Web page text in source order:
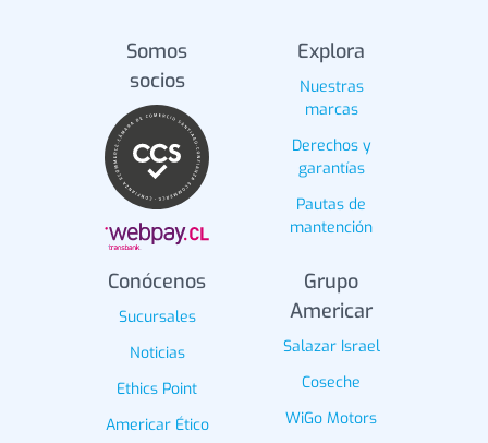
Explora
Nuestras
marcas
Derechos y
garantías
Pautas de
mantención
Conócenos
Sucursales
Noticias
Ethics Point
Americar Ético
Grupo
Americar
Salazar Israel
Coseche
WiGo Motors
Somos
socios